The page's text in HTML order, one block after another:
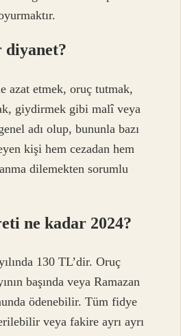
azat etmek, oruç tutmak,
giydirmek gibi malî veya
adı olup, bununla bazı
kişi hem cezadan hem
dilemekten sorumlu
ne kadar 2024?
130 TL’dir. Oruç
başında veya Ramazan
ödenebilir. Tüm fidye
veya fakire ayrı ayrı